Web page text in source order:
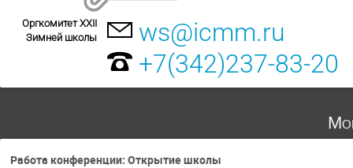
Оргкомитет XXII
Зимней школы
ws@icmm.ru
+7(342)237-83-20
Работа конференции: Открытие школы